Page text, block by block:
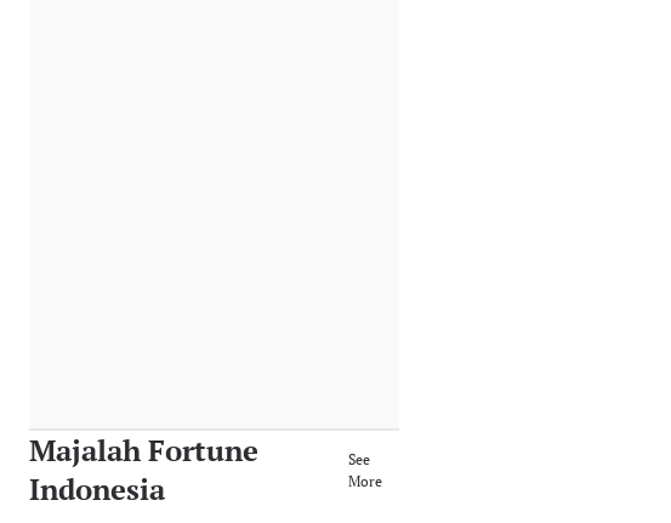
Majalah Fortune
Indonesia
See
More